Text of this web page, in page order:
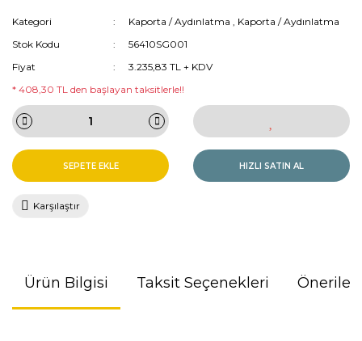
Kategori Kaporta / Aydınlatma , Kaporta / Aydınlatma
Stok Kodu
56410SG001
Fiyat
3.235,83 TL + KDV
* 408,30 TL den başlayan taksitlerle!!
SEPETE EKLE HIZLI SATIN AL
Karşılaştır
Ürün Bilgisi Taksit Seçenekleri